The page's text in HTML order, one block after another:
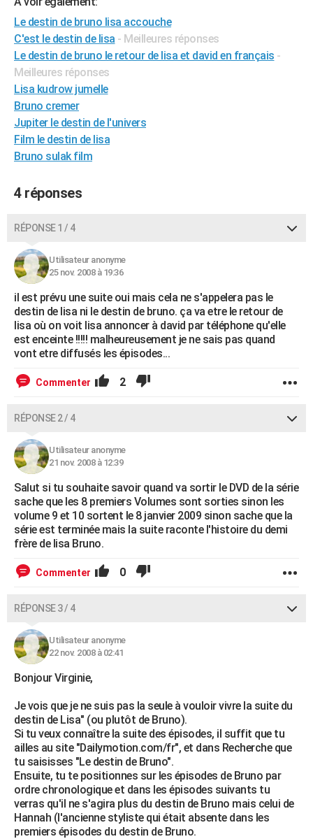
PHOTO
GUIDES D'ACHAT
BONS PLANS
CARTE DE VOEUX
Carte de Noël
Carte Bonne année
Carte Saint-Valentin
Carte Pâques
Carte d'anniversaire
DICTIONNAIRE
Dictionnaire
Biographies
Citations
Expressions
Proverbes
PROGRAMME TV
COPAINS D'AVANT
Bricolage
Lifestyle
Culture
Sport
Auto
Television
Voyage
Cinema
Le destin de bruno lisa accouche
C'est le destin de lisa - Meilleures réponses
Le destin de bruno le retour de lisa et david en français -
Meilleures réponses
Lisa kudrow jumelle
Bruno cremer
Jupiter le destin de l'univers
Film le destin de lisa
Bruno sulak film
4 réponses
RÉPONSE 1 / 4
Utilisateur anonyme
25 nov. 2008 à 19:36
il est prévu une suite oui mais cela ne s'appelera pas le
destin de lisa ni le destin de bruno. ça va etre le retour de
lisa où on voit lisa annoncer à david par téléphone qu'elle
est enceinte !!!!! malheureusement je ne sais pas quand
vont etre diffusés les épisodes...
Commenter 2
RÉPONSE 2 / 4
Utilisateur anonyme
21 nov. 2008 à 12:39
Salut si tu souhaite savoir quand va sortir le DVD de la série
sache que les 8 premiers Volumes sont sorties sinon les
volume 9 et 10 sortent le 8 janvier 2009 sinon sache que la
série est terminée mais la suite raconte l'histoire du demi
frère de lisa Bruno.
Commenter 0
RÉPONSE 3 / 4
Utilisateur anonyme
22 nov. 2008 à 02:41
Bonjour Virginie,
Je vois que je ne suis pas la seule à vouloir vivre la suite du
destin de Lisa" (ou plutôt de Bruno).
Si tu veux connaître la suite des épisodes, il suffit que tu
ailles au site "Dailymotion.com/fr", et dans Recherche que
tu saisisses "Le destin de Bruno".
Ensuite, tu te positionnes sur les épisodes de Bruno par
ordre chronologique et dans les épisodes suivants tu
verras qu'il ne s'agira plus du destin de Bruno mais celui de
Hannah (l'ancienne styliste qui était absente dans les
premiers épisodes du destin de Bruno.